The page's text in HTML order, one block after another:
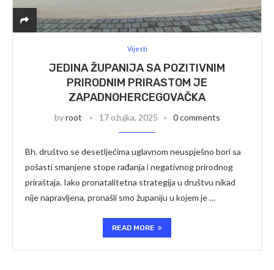
Vijesti
JEDINA ŽUPANIJA SA POZITIVNIM
PRIRODNIM PRIRASTOM JE
ZAPADNOHERCEGOVAČKA
byroot 17 ožujka, 2025 0 comments
Bh. društvo se desetljećima uglavnom neuspješno bori sa
pošasti smanjene stope rađanja i negativnog prirodnog
priraštaja. Iako pronatalitetna strategija u društvu nikad
nije napravljena, pronašli smo županiju u kojem je …
READ MORE